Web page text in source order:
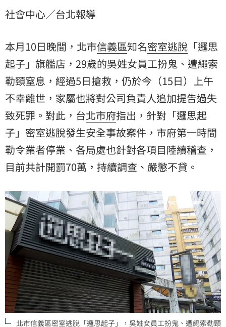
府第一時間勒令業者停業、各局處也針對各項目陸續稽
社會中心／台北報導
本月10日晚間，北市信義區知名密室逃脫 「邏思
起子 」旗艦店，29歲的吳姓女員工扮鬼、遭繩索
勒頸窒息，經過5日搶救，仍於今（15日）上午
不幸離世，家屬也將對公司負責人追加提告過失
致死罪。對此，台北市府指出，針對「邏思起
子」密室逃脫發生安全事故案件，市府第一時間
勒令業者停業、各局處也針對各項目陸續稽查，
目前共計開罰70萬，持續調查、嚴懲不貸。
北市信義區密室逃脫「邏思起子」，吳姓女員工扮鬼、遭繩索勒頸